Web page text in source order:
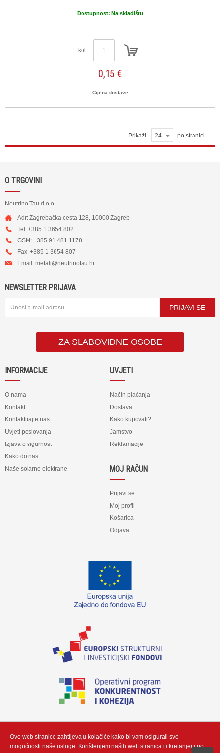
Dostupnost: Na skladištu
kol:
0,15 €
Cijena dostave
Prikaži 24 po stranici
O TRGOVINI
Neutrino Tau d.o.o
Adr: Zagrebačka cesta 128, 10000 Zagreb
Tel: +385 1 3654 802
GSM: +385 91 481 1178
Fax: +385 1 3654 807
Email: metali@neutrinotau.hr
NEWSLETTER PRIJAVA
PRIJAVI SE
ZA SLABOVIDNE OSOBE
INFORMACIJE
O nama
Kontakt
Kontaktirajte nas
Uvjeti poslovanja
Izjava o sigurnost
Kako do nas
Naše solarne elektrane
UVJETI
Način plaćanja
Dostava
Kako kupovati?
Jamstvo
Reklamacije
MOJ RAČUN
Prijavi se
Moj profil
Košarica
Odjava
„Izradu internetske stranice sufinancirala je Europska unija iz Europskog fonda
Neutrino Tau d.o.o“
Ove web stranice zahtijevaju kolačiće kako bi vam osigurali sve
mogućnosti naše usluge. Korištenjem naših web stranica ili kretanjem po